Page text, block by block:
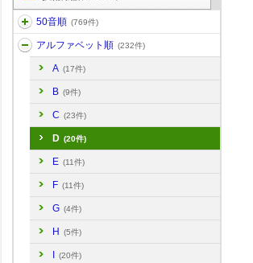
50音順 (769件)
アルファベット順 (232件)
A (17件)
B (9件)
C (23件)
D (20件)
E (11件)
F (11件)
G (4件)
H (5件)
(20件)